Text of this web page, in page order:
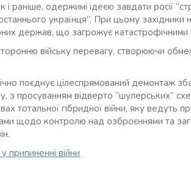
і раніше, одержимі ідеєю завдати росії
українця”. При цьому
держав, що загрожує катастрофічними
війську перевагу, створюючи
поєднує цілеспрямований демонтаж
з просуванням відверто “шулерських”
тотальної гібридної війни, яку ведуть
щодо контролю над озброєннями та
припиненні війни